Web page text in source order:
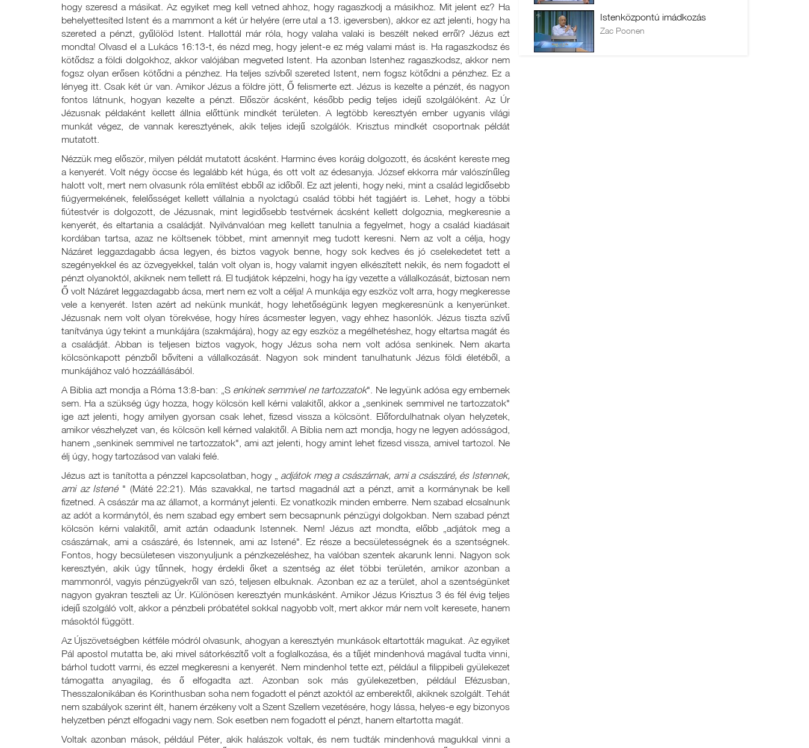
hogy szeresd a másikat. Az egyiket meg kell vetned ahhoz, hogy ragaszkodj a másikhoz. Mit jelent ez? Ha
behelyettesíted Istent és a mammont a két úr helyére (erre utal a 13. igeversben), akkor ez azt jelenti, hogy ha
szereted a pénzt, gyűlölöd Istent. Hallottál már róla, hogy valaha valaki is beszélt neked erről? Jézus ezt
mondta! Olvasd el a Lukács 16:13-t, és nézd meg, hogy jelent-e ez még valami mást is. Ha ragaszkodsz és
kötődsz a földi dolgokhoz, akkor valójában megveted Istent. Ha azonban Istenhez ragaszkodsz, akkor nem
fogsz olyan erősen kötődni a pénzhez. Ha teljes szívből szereted Istent, nem fogsz kötődni a pénzhez. Ez a
lényeg itt. Csak két úr van. Amikor Jézus a földre jött, Ő felismerte ezt. Jézus is kezelte a pénzét, és nagyon
fontos látnunk, hogyan kezelte a pénzt. Először ácsként, később pedig teljes idejű szolgálóként. Az Úr
Jézusnak példaként kellett állnia előttünk mindkét területen. A legtöbb keresztyén ember ugyanis világi
munkát végez, de vannak keresztyének, akik teljes idejű szolgálók. Krisztus mindkét csoportnak példát
mutatott.
Nézzük meg először, milyen példát mutatott ácsként. Harminc éves koráig dolgozott, és ácsként kereste meg
a kenyerét. Volt négy öccse és legalább két húga, és ott volt az édesanyja. József ekkorra már valószínűleg
halott volt, mert nem olvasunk róla említést ebből az időből. Ez azt jelenti, hogy neki, mint a család legidősebb
fiúgyermekének, felelősséget kellett vállalnia a nyolctagú család többi hét tagjáért is. Lehet, hogy a többi
fiútestvér is dolgozott, de Jézusnak, mint legidősebb testvérnek ácsként kellett dolgoznia, megkeresnie a
kenyerét, és eltartania a családját. Nyilvánvalóan meg kellett tanulnia a fegyelmet, hogy a család kiadásait
kordában tartsa, azaz ne költsenek többet, mint amennyit meg tudott keresni. Nem az volt a célja, hogy
Názáret leggazdagabb ácsa legyen, és biztos vagyok benne, hogy sok kedves és jó cselekedetet tett a
szegényekkel és az özvegyekkel, talán volt olyan is, hogy valamit ingyen elkészített nekik, és nem fogadott el
pénzt olyanoktól, akiknek nem tellett rá. El tudjátok képzelni, hogy ha így vezette a vállalkozását, biztosan nem
Ő volt Názáret leggazdagabb ácsa, mert nem ez volt a célja! A munkája egy eszköz volt arra, hogy megkeresse
vele a kenyerét. Isten azért ad nekünk munkát, hogy lehetőségünk legyen megkeresnünk a kenyerünket.
Jézusnak nem volt olyan törekvése, hogy híres ácsmester legyen, vagy ehhez hasonlók. Jézus tiszta szívű
tanítványa úgy tekint a munkájára (szakmájára), hogy az egy eszköz a megélhetéshez, hogy eltartsa magát és
a családját. Abban is teljesen biztos vagyok, hogy Jézus soha nem volt adósa senkinek. Nem akarta
kölcsönkapott pénzből bővíteni a vállalkozását. Nagyon sok mindent tanulhatunk Jézus földi életéből, a
munkájához való hozzáállásából.
A Biblia azt mondja a Róma 13:8-ban: „S enkinek semmivel ne tartozzatok". Ne legyünk adósa egy embernek
sem. Ha a szükség úgy hozza, hogy kölcsön kell kérni valakitől, akkor a „senkinek semmivel ne tartozzatok"
ige azt jelenti, hogy amilyen gyorsan csak lehet, fizesd vissza a kölcsönt. Előfordulhatnak olyan helyzetek,
amikor vészhelyzet van, és kölcsön kell kérned valakitől. A Biblia nem azt mondja, hogy ne legyen adósságod,
hanem „senkinek semmivel ne tartozzatok", ami azt jelenti, hogy amint lehet fizesd vissza, amivel tartozol. Ne
élj úgy, hogy tartozásod van valaki felé.
Jézus azt is tanította a pénzzel kapcsolatban, hogy „ adjátok meg a császárnak, ami a császáré, és Istennek,
ami az Istené " (Máté 22:21). Más szavakkal, ne tartsd magadnál azt a pénzt, amit a kormánynak be kell
fizetned. A császár ma az államot, a kormányt jelenti. Ez vonatkozik minden emberre. Nem szabad elcsalnunk
az adót a kormánytól, és nem szabad egy embert sem becsapnunk pénzügyi dolgokban. Nem szabad pénzt
kölcsön kérni valakitől, amit aztán odaadunk Istennek. Nem! Jézus azt mondta, előbb „adjátok meg a
császárnak, ami a császáré, és Istennek, ami az Istené". Ez része a becsületességnek és a szentségnek.
Fontos, hogy becsületesen viszonyuljunk a pénzkezeléshez, ha valóban szentek akarunk lenni. Nagyon sok
keresztyén, akik úgy tűnnek, hogy érdekli őket a szentség az élet többi területén, amikor azonban a
mammonról, vagyis pénzügyekről van szó, teljesen elbuknak. Azonban ez az a terület, ahol a szentségünket
nagyon gyakran teszteli az Úr. Különösen keresztyén munkásként. Amikor Jézus Krisztus 3 és fél évig teljes
idejű szolgáló volt, akkor a pénzbeli próbatétel sokkal nagyobb volt, mert akkor már nem volt keresete, hanem
másoktól függött.
Az Újszövetségben kétféle módról olvasunk, ahogyan a keresztyén munkások eltartották magukat. Az egyiket
Pál apostol mutatta be, aki mivel sátorkészítő volt a foglalkozása, és a tűjét mindenhová magával tudta vinni,
bárhol tudott varrni, és ezzel megkeresni a kenyerét. Nem mindenhol tette ezt, például a filippibeli gyülekezet
támogatta anyagilag, és ő elfogadta azt. Azonban sok más gyülekezetben, például Efézusban,
Thesszalonikában és Korinthusban soha nem fogadott el pénzt azoktól az emberektől, akiknek szolgált. Tehát
nem szabályok szerint élt, hanem érzékeny volt a Szent Szellem vezetésére, hogy lássa, helyes-e egy bizonyos
helyzetben pénzt elfogadni vagy nem. Sok esetben nem fogadott el pénzt, hanem eltartotta magát.
Voltak azonban mások, például Péter, akik halászok voltak, és nem tudták mindenhová magukkal vinni a
Istenközpontú imádkozás
Zac Poonen